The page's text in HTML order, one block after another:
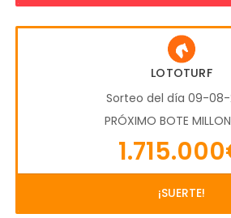
LOTOTURF
Sorteo del día 09-
PRÓXIMO BOTE
¡SUERTE!